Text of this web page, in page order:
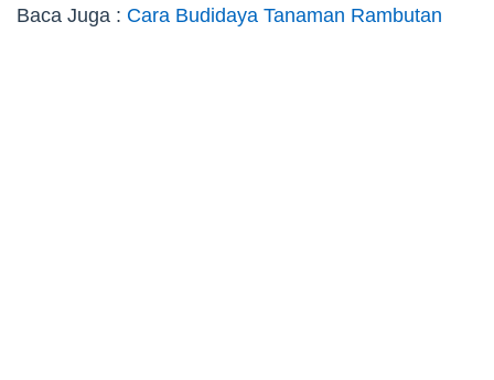
Baca Juga : Cara Budidaya Tanaman Rambutan